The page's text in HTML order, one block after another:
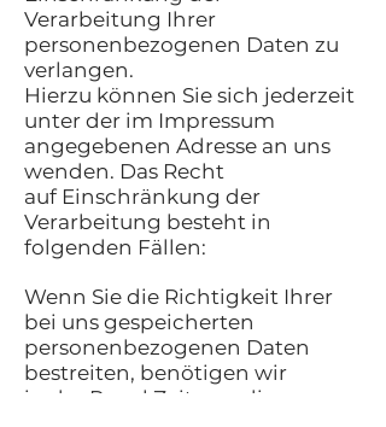
Verarbeitung Ihrer
personenbezogenen Daten zu
verlangen.
Hierzu können Sie sich jederzeit
unter der im Impressum
angegebenen Adresse an uns
wenden. Das Recht
auf Einschränkung der
Verarbeitung besteht in
folgenden Fällen:
Wenn Sie die Richtigkeit Ihrer
bei uns gespeicherten
personenbezogenen Daten
bestreiten, benötigen wir
in der Regel Zeit, um dies zu